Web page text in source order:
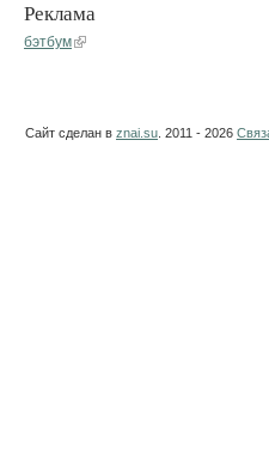
Реклама
бэтбум
Сайт сделан в znai.su . 2011 - 2026